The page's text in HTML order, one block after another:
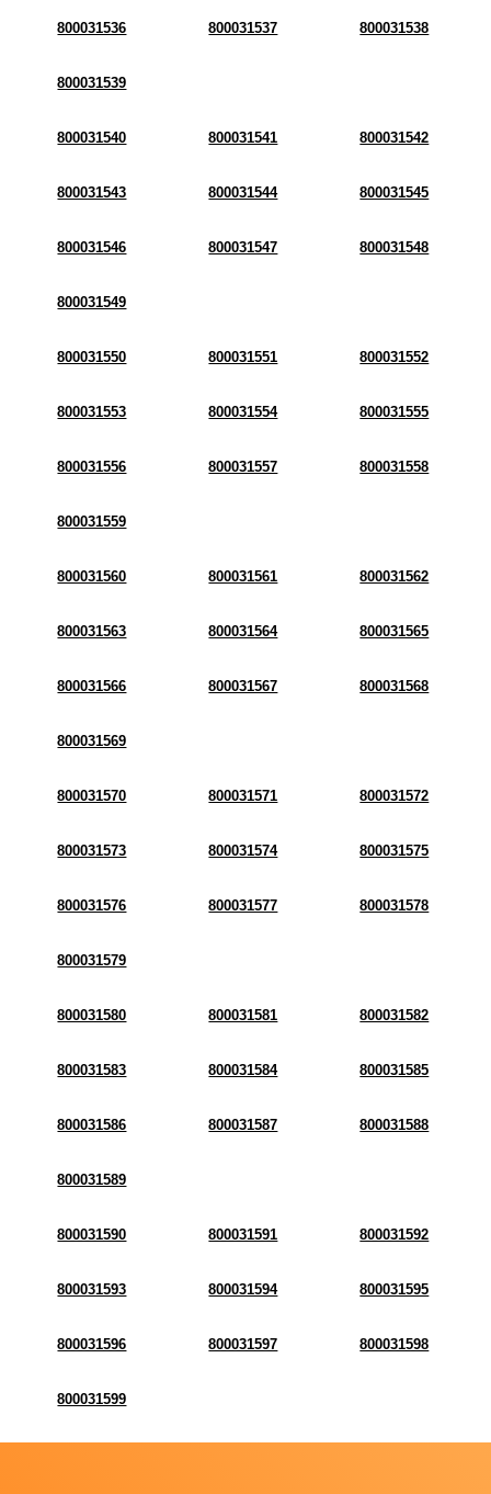
800031536 800031537 800031538
800031539
800031540 800031541 800031542
800031543 800031544 800031545
800031546 800031547 800031548
800031549
800031550 800031551 800031552
800031553 800031554 800031555
800031556 800031557 800031558
800031559
800031560 800031561 800031562
800031563 800031564 800031565
800031566 800031567 800031568
800031569
800031570 800031571 800031572
800031573 800031574 800031575
800031576 800031577 800031578
800031579
800031580 800031581 800031582
800031583 800031584 800031585
800031586 800031587 800031588
800031589
800031590 800031591 800031592
800031593 800031594 800031595
800031596 800031597 800031598
800031599